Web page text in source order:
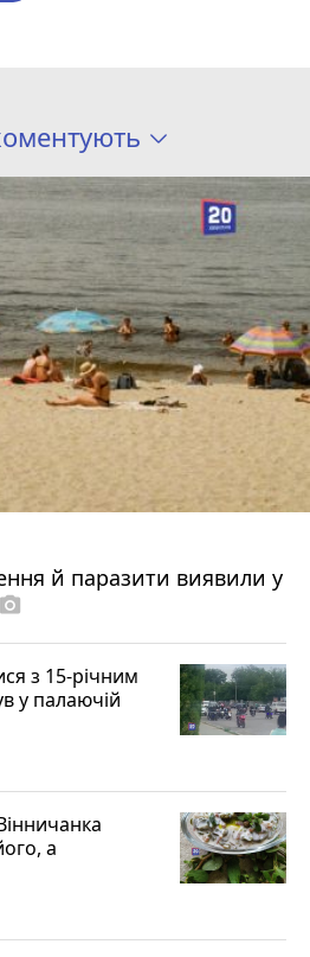
й паразити виявили у
photo_camera
з 15-річним
у палаючій
а